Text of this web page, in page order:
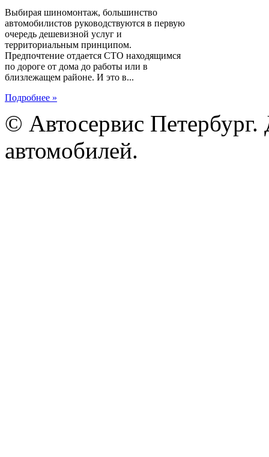
Выбирая шиномонтаж, большинство
автомобилистов руководствуются в первую
очередь дешевизной услуг и
территориальным принципом.
Предпочтение отдается СТО находящимся
по дороге от дома до работы или в
близлежащем районе. И это в...
Подробнее »
© Автосервис
автомобилей.